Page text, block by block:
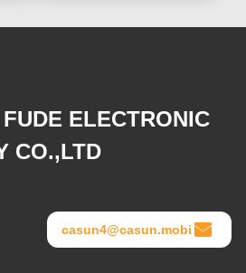
ELECTRONIC
CO.,LTD
casun4@casun.mobi